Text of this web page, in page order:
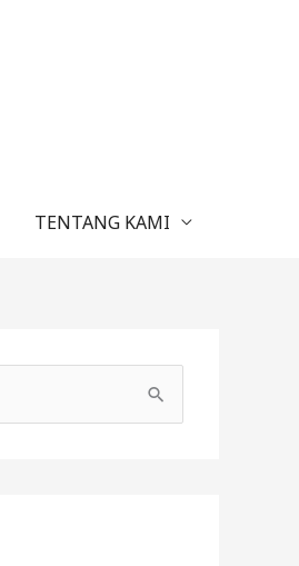
TENTANG KAMI